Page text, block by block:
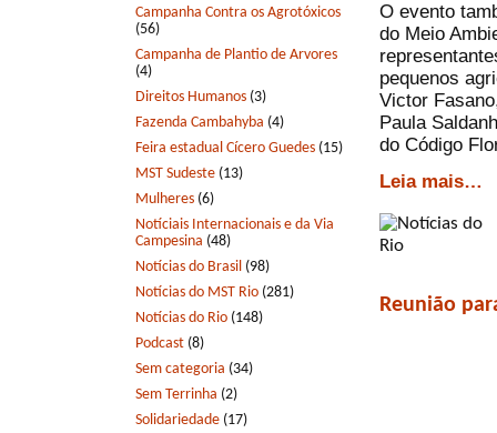
Campanha Contra os Agrotóxicos
(56)
Campanha de Plantio de Arvores
(4)
Direitos Humanos (3)
Fazenda Cambahyba (4)
Feira estadual Cícero Guedes (15)
MST Sudeste (13)
Mulheres (6)
Notíciais Internacionais e da Via
Campesina (48)
Notícias do Brasil (98)
Notícias do MST Rio (281)
Notícias do Rio (148)
Podcast (8)
Sem categoria (34)
Sem Terrinha (2)
Solidariedade (17)
O evento
do Meio
pequenos
Victor
Paula
do Código
Leia mais…
Reunião